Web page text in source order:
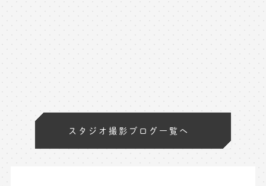
スタジオ撮影ブログ一覧へ